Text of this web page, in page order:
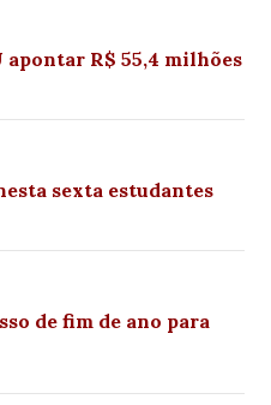
apontar R$ 55,4 milhões
sexta estudantes
de fim de ano para